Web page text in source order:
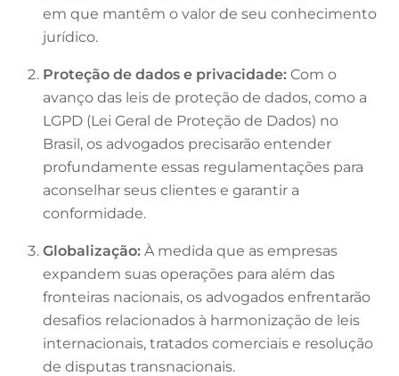
em que mantêm o valor de seu conhecimento
jurídico.
Proteção de dados e privacidade: Com o
avanço das leis de proteção de dados, como a
LGPD (Lei Geral de Proteção de Dados) no
Brasil, os advogados precisarão entender
profundamente essas regulamentações para
aconselhar seus clientes e garantir a
conformidade.
Globalização: À medida que as empresas
expandem suas operações para além das
fronteiras nacionais, os advogados enfrentarão
desafios relacionados à harmonização de leis
internacionais, tratados comerciais e resolução
de disputas transnacionais.